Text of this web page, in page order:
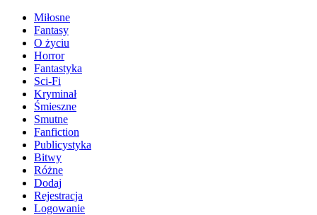
Miłosne
Fantasy
O życiu
Horror
Fantastyka
Sci-Fi
Kryminał
Śmieszne
Smutne
Fanfiction
Publicystyka
Bitwy
Różne
Dodaj
Rejestracja
Logowanie